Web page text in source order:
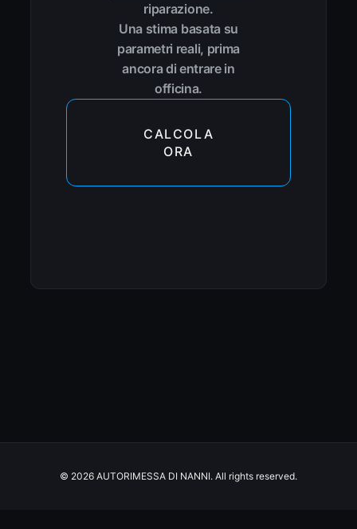
riparazione.
Una stima basata su
parametri reali, prima
ancora di entrare in
officina.
CALCOLA
ORA
© 2026 AUTORIMESSA DI NANNI. All rights reserved.